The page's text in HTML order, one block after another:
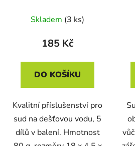
4 (kohoutek + přípojky)
Skladem (3 ks)
185 Kč
DO KOŠÍKU
Kvalitní příslušenství pro
sud na dešťovou vodu, 5
dílů v balení. Hmotnost